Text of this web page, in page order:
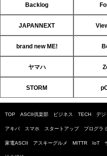
Backlog
JAPANNEXT
brand new ME!
ヤマハ
STORM
TOP ASCII倶楽部 ビジネス TECH デジ
アキバ スマホ スタートアップ プログラ
家電ASCII アスキーグルメ MITTR IoT